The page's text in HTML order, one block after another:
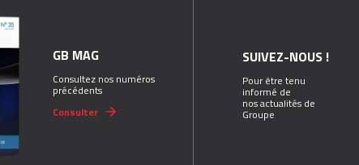
GB MAG
Consultez nos numéros
précédents
Consulter
SUIVEZ-NOUS !
Pour être tenu
informé de
nos actualités de
Groupe